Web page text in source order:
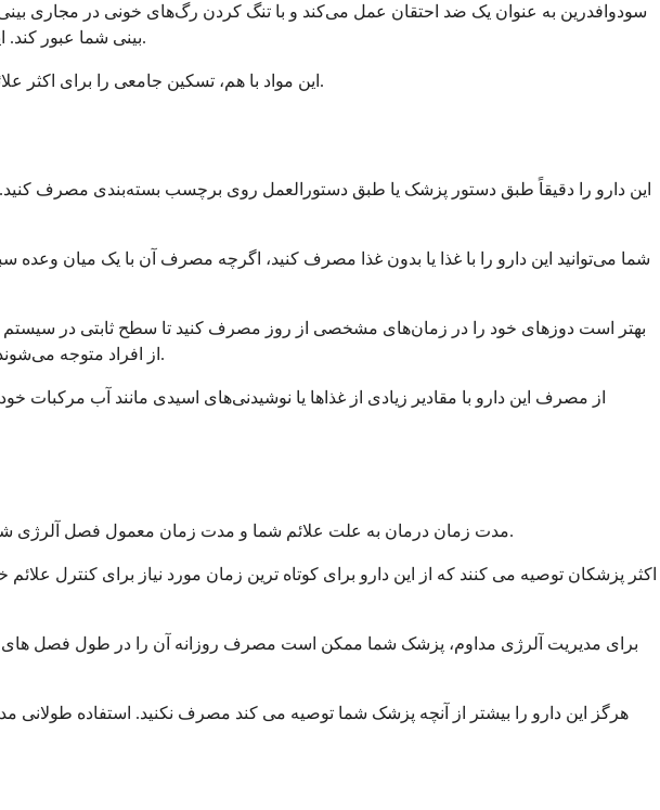
سودوافدرین به عنوان یک ضد احتقان عمل می‌کند و با تنگ کردن رگ‌های خونی در مجاری بینی
بینی شما عبور کند. این ماده بسیار مؤثر است، اما به دلیل سوء استفاده احتمالی در ساخت مواد مخدر غیرقانونی، تحت نظارت قرار دارد.
این مواد با هم، تسکین جامعی را برای اکثر علائم آلرژی فراهم می‌کنند. این ترکیب عموماً نسبتاً قوی و برای مدیریت آلرژی‌های فصلی مؤثر در نظر گرفته می‌شود.
شما می‌توانید این دارو را با غذا یا بدون غذا مصرف کنید، اگرچه مصرف آن با یک میان
از افراد متوجه می‌شوند که مصرف آخرین دوز در اوایل روز به جلوگیری از هرگونه تداخل احتمالی خواب ناشی از سودوافدرین کمک می‌کند.
از مصرف این دارو با مقادیر زیادی از غذاها یا نوشیدنی‌های اسیدی مانند آب مرکبات
مدت زمان درمان به علت علائم شما و مدت زمان معمول فصل آلرژی شما بستگی دارد. برای آلرژی های فصلی، ممکن است آن را برای چندین هفته در زمان اوج گرده افشانی مصرف کنید.
اکثر پزشکان توصیه می کنند که از این دارو برای کوتاه ترین زمان مورد نیاز برای کنترل
برای مدیریت آلرژی مداوم، پزشک شما ممکن است مصرف روزانه آن را در طول فصل های
هرگز این دارو را بیشتر از آنچه پزشک شما توصیه می کند مصرف نکنید. استفاده